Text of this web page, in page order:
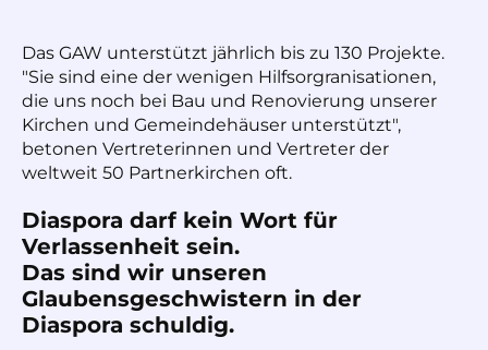
Das GAW unterstützt jährlich bis zu 130 Projekte.
"Sie sind eine der wenigen Hilfsorgranisationen,
die uns noch bei Bau und Renovierung unserer
Kirchen und Gemeindehäuser unterstützt",
betonen Vertreterinnen und Vertreter der
weltweit 50 Partnerkirchen oft.
Diaspora darf kein Wort für
Verlassenheit sein.
Das sind wir unseren
Glaubensgeschwistern in der
Diaspora schuldig.